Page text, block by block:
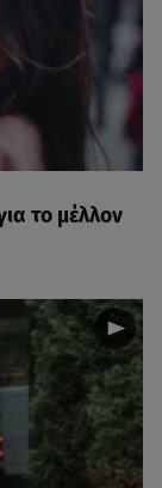
το μέλλον